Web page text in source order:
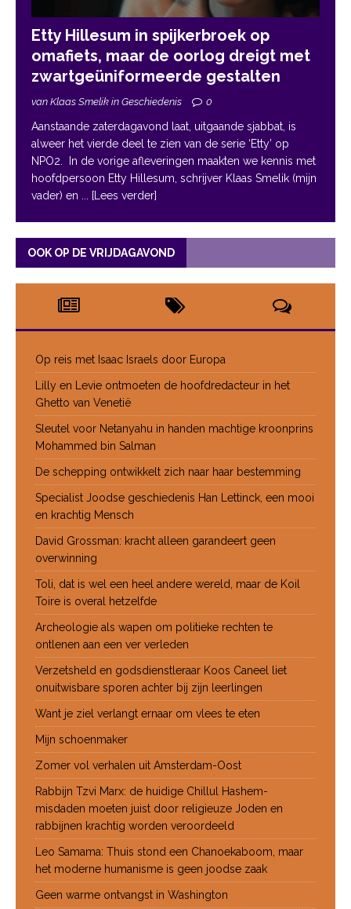
Etty Hillesum in spijkerbroek op
omafiets, maar de oorlog dreigt met
zwartgeüniformeerde gestalten
van Klaas Smelik in Geschiedenis 0
Aanstaande zaterdagavond laat, uitgaande sjabbat, is
alweer het vierde deel te zien van de serie ‘Etty’ op
NPO2. In de vorige afleveringen maakten we kennis met
hoofdpersoon Etty Hillesum, schrijver Klaas Smelik (mijn
vader) en
... [Lees verder]
OOK OP DE VRIJDAGAVOND
Op reis met Isaac Israels door Europa
Lilly en Levie ontmoeten de hoofdredacteur in het
Ghetto van Venetië
Sleutel voor Netanyahu in handen machtige kroonprins
Mohammed bin Salman
De schepping ontwikkelt zich naar haar bestemming
Specialist Joodse geschiedenis Han Lettinck, een mooi
en krachtig Mensch
David Grossman: kracht alleen garandeert geen
overwinning
Toli, dat is wel een heel andere wereld, maar de Koil
Toire is overal hetzelfde
Archeologie als wapen om politieke rechten te
ontlenen aan een ver verleden
Verzetsheld en godsdienstleraar Koos Caneel liet
onuitwisbare sporen achter bij zijn leerlingen
Want je ziel verlangt ernaar om vlees te eten
Mijn schoenmaker
Zomer vol verhalen uit Amsterdam-Oost
Rabbijn Tzvi Marx: de huidige Chillul Hashem-
misdaden moeten juist door religieuze Joden en
rabbijnen krachtig worden veroordeeld
Leo Samama: Thuis stond een Chanoekaboom, maar
het moderne humanisme is geen joodse zaak
Geen warme ontvangst in Washington